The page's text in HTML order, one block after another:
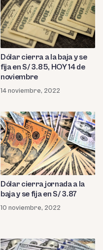
Dólar cierra a la baja y se
fija en S/ 3.85, HOY 14 de
noviembre
14 noviembre, 2022
Dólar cierra jornada a la
baja y se fija en S/ 3.87
10 noviembre, 2022